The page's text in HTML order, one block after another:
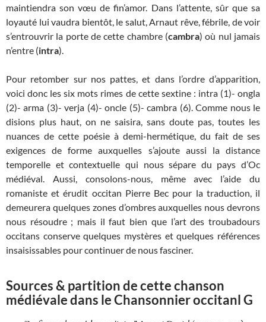
maintiendra son vœu de fin’amor. Dans l’attente, sûr que sa
loyauté lui vaudra bientôt, le salut, Arnaut rêve, fébrile, de voir
s’entrouvrir la porte de cette chambre (cambra) où nul jamais
n’entre (intra).
Pour retomber sur nos pattes, et dans l’ordre d’apparition,
voici donc les six mots rimes de cette sextine : intra (1)- ongla
(2)- arma (3)- verja (4)- oncle (5)- cambra (6). Comme nous le
disions plus haut, on ne saisira, sans doute pas, toutes les
nuances de cette poésie à demi-hermétique, du fait de ses
exigences de forme auxquelles s’ajoute aussi la distance
temporelle et contextuelle qui nous sépare du pays d’Oc
médiéval. Aussi, consolons-nous, même avec l’aide du
romaniste et érudit occitan Pierre Bec pour la traduction, il
demeurera quelques zones d’ombres auxquelles nous devrons
nous résoudre ; mais il faut bien que l’art des troubadours
occitans conserve quelques mystères et quelques références
insaisissables pour continuer de nous fasciner.
Sources & partition de cette chanson
médiévale dans le Chansonnier occitanl G